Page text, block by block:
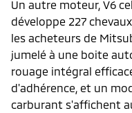
Un autre moteur, V6
développe 227
les acheteurs de
jumelé à une boite
rouage intégral
d'adhérence, et un
carburant s'affichent